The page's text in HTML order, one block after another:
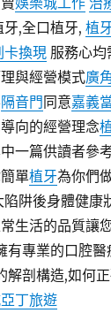
,全口植牙, 植
卡換現服務心均
與經營模式廣
隔音門 同意嘉義
向的經營理念
一篇供讀者參
單植牙為你們
陷阱後身體健康
生活的品質讓
有專業的口腔醫
解剖構造,如何
丁旅遊